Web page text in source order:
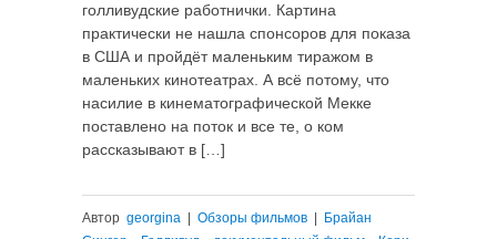
голливудские работнички. Картина
практически не нашла спонсоров для показа
в США и пройдёт маленьким тиражом в
маленьких кинотеатрах. А всё потому, что
насилие в кинематографической Мекке
поставлено на поток и все те, о ком
рассказывают в […]
Автор georgina Обзоры фильмов
Брайан